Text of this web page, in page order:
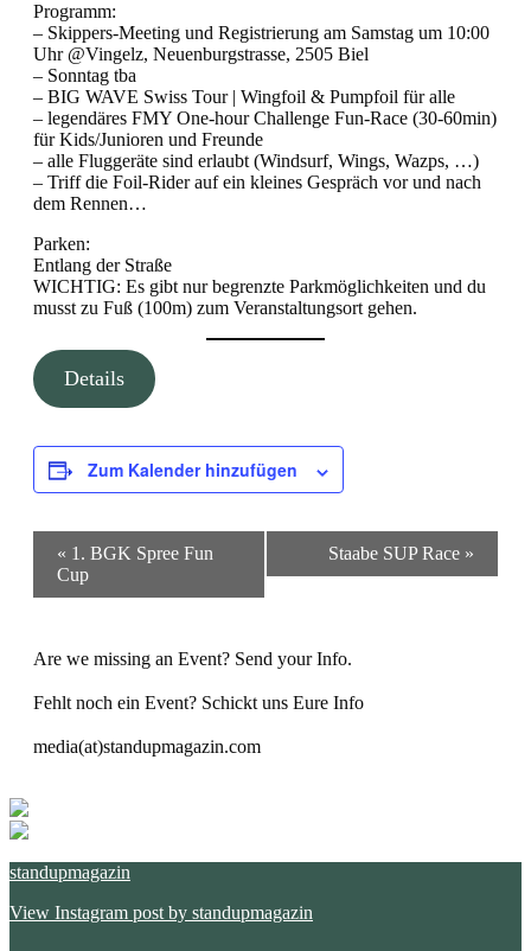
Programm:
– Skippers-Meeting und Registrierung am Samstag um 10:00
Uhr @Vingelz, Neuenburgstrasse, 2505 Biel
– Sonntag tba
– BIG WAVE Swiss Tour | Wingfoil & Pumpfoil für alle
– legendäres FMY One-hour Challenge Fun-Race (30-60min)
für Kids/Junioren und Freunde
– alle Fluggeräte sind erlaubt (Windsurf, Wings, Wazps, …)
– Triff die Foil-Rider auf ein kleines Gespräch vor und nach
dem Rennen…
Parken:
Entlang der Straße
WICHTIG: Es gibt nur begrenzte Parkmöglichkeiten und du
musst zu Fuß (100m) zum Veranstaltungsort gehen.
Details
Zum Kalender hinzufügen
Veranstaltung-
Navigation
« 1. BGK Spree Fun
Cup
Staabe SUP Race »
Are we missing an Event? Send your Info.
Fehlt noch ein Event? Schickt uns Eure Info
media(at)standupmagazin.com
standupmagazin
View Instagram post by standupmagazin